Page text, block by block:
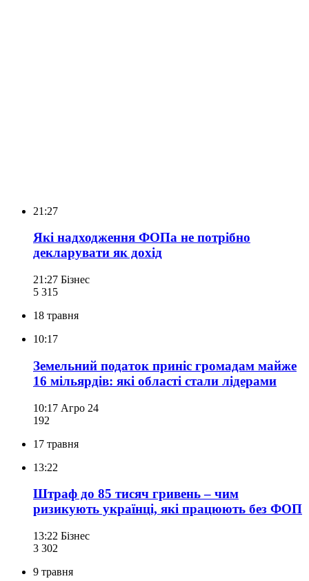
21:27
Які надходження ФОПа не потрібно
декларувати як дохід
21:27 Бізнес
5 315
18 травня
10:17
Земельний податок приніс громадам майже
16 мільярдів: які області стали лідерами
10:17 Агро 24
192
17 травня
13:22
Штраф до 85 тисяч гривень – чим
ризикують українці, які працюють без ФОП
13:22 Бізнес
3 302
9 травня